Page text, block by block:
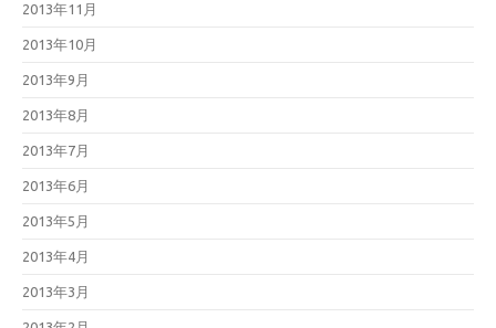
2013年11月
2013年10月
2013年9月
2013年8月
2013年7月
2013年6月
2013年5月
2013年4月
2013年3月